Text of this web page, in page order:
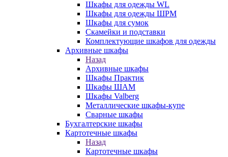
Шкафы для одежды WL
Шкафы для одежды ШРМ
Шкафы для сумок
Скамейки и подставки
Комплектующие шкафов для одежды
Архивные шкафы
Назад
Архивные шкафы
Шкафы Практик
Шкафы ШАМ
Шкафы Valberg
Металлические шкафы-купе
Сварные шкафы
Бухгалтерские шкафы
Картотечные шкафы
Назад
Картотечные шкафы